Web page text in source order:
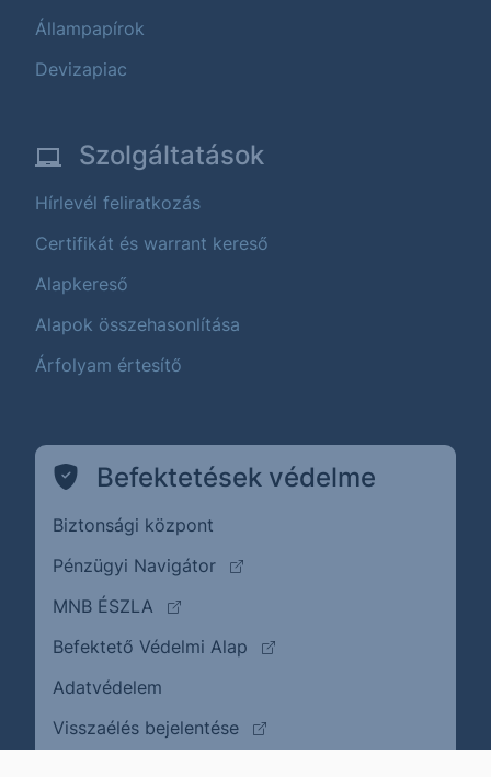
Állampapírok
Devizapiac
Szolgáltatások
Hírlevél feliratkozás
Certifikát és warrant kereső
Alapkereső
Alapok összehasonlítása
Árfolyam értesítő
Befektetések védelme
Biztonsági központ
Pénzügyi Navigátor
(külső oldalra ugrik)
MNB ÉSZLA
(külső oldalra ugrik)
Befektető Védelmi Alap
(külső oldalra ugrik)
Adatvédelem
Visszaélés bejelentése
(külső oldalra ugrik)